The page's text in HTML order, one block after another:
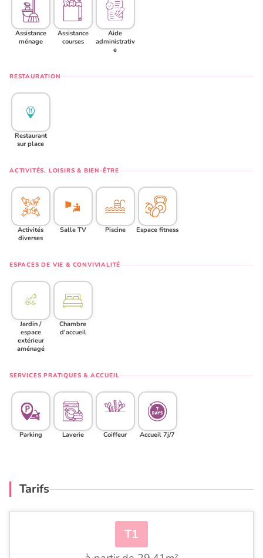
Assistance
ménage
Assistance
courses
Aide
administrativ
e
RESTAURATION
Restaurant
sur place
ACTIVITÉS, LOISIRS & BIEN-ÊTRE
Activités
diverses
Salle TV Piscine Espace fitness
ESPACES DE VIE & CONVIVIALITÉ
Jardin /
espace
extérieur
aménagé
Chambre
d'accueil
SERVICES PRATIQUES & ACCUEIL
Parking Laverie Coiffeur Accueil 7j/7
Tarifs
T1